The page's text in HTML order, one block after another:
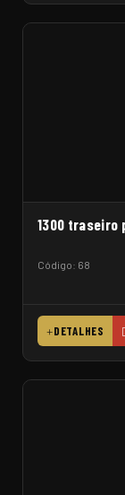
1300 traseiro
Código: 68
DETALHES